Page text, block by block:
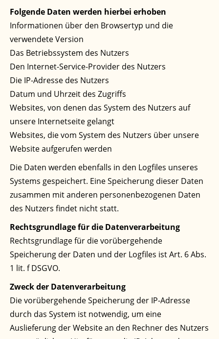
Folgende Daten werden hierbei erhoben
Informationen über den Browsertyp und die
verwendete Version
Das Betriebssystem des Nutzers
Den Internet-Service-Provider des Nutzers
Die IP-Adresse des Nutzers
Datum und Uhrzeit des Zugriffs
Websites, von denen das System des Nutzers auf
unsere Internetseite gelangt
Websites, die vom System des Nutzers über unsere
Website aufgerufen werden
Die Daten werden ebenfalls in den Logfiles unseres
Systems gespeichert. Eine Speicherung dieser Daten
zusammen mit anderen personenbezogenen Daten
des Nutzers findet nicht statt.
Rechtsgrundlage für die Datenverarbeitung
Rechtsgrundlage für die vorübergehende
Speicherung der Daten und der Logfiles ist Art. 6 Abs.
1 lit. f DSGVO.
Zweck der Datenverarbeitung
Die vorübergehende Speicherung der IP-Adresse
durch das System ist notwendig, um eine
Auslieferung der Website an den Rechner des Nutzers